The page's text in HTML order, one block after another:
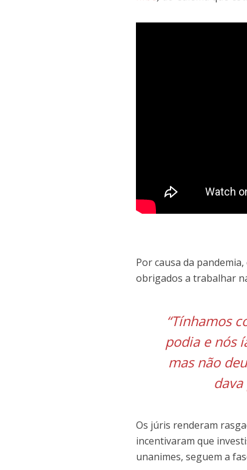
Por causa da
obrigados a trabalhar
“Tínhamos
podia e nós
mas não
Os júris renderam
incentivaram que
unanimes, seguem a